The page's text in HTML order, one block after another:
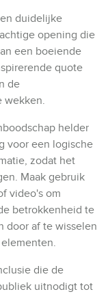
duidelijke
opening die
een boeiende
quote
de
wekken.
helder
voor een logische
zodat het
Maak gebruik
video's om
betrokkenheid te
door af te wisselen
die de
uitnodigt tot